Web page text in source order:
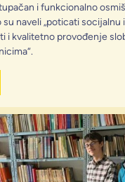
i funkcionalno
naveli „poticati socijalnu
i kvalitetno provođenje